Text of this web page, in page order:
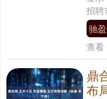
招聘
驰
查看
鼎
布